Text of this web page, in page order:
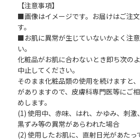
【注意事項】
■画像はイメージです。お届けはご注
す。
■お肌に異常が生じていないかよく注
い。
化粧品がお肌に合わないとき即ち次の
中止してください。
そのまま化粧品類の使用を続けますと
がありますので、皮膚科専門医等にご
めします。
(1) 使用中、赤味、はれ、かゆみ、刺
黒ずみ等の異常があらわれた場合
(2) 使用したお肌に、直射日光があた